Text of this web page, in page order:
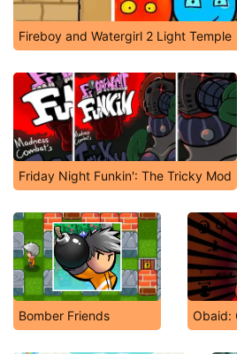
Fireboy and Watergirl 2 Light Temple
Friday Night Funkin': The Tricky Mod
Bomber Friends Obaid: